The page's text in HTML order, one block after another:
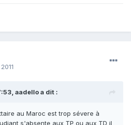
aadello a dit :
au Maroc est trop sévere à
s'absente aux TP ou aux TD il